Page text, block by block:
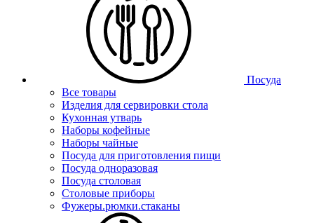
Посуда
Все товары
Изделия для сервировки стола
Кухонная утварь
Наборы кофейные
Наборы чайные
Посуда для приготовления пищи
Посуда одноразовая
Посуда столовая
Столовые приборы
Фужеры.рюмки.стаканы